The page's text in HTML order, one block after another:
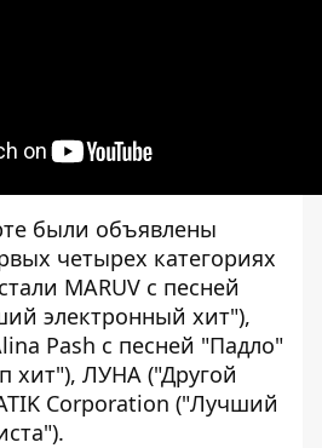
были объявлены
четырех категориях
MARUV с песней
электронный хит"),
Pash с песней "Падло"
хит"), ЛУНА ("Другой
Corporation ("Лучший